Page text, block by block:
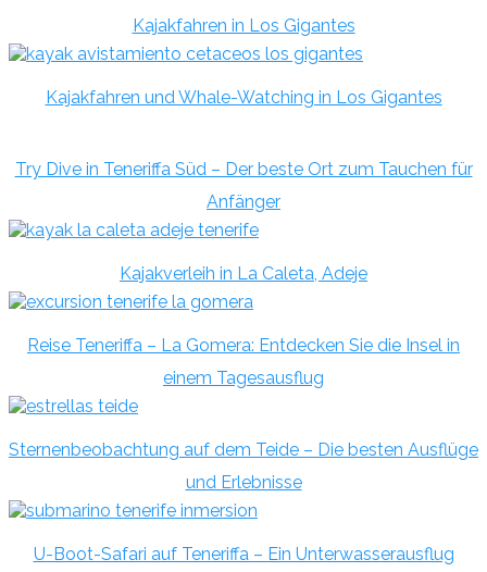
Kajakfahren in Los Gigantes
Kajakfahren und Whale-Watching in Los Gigantes
Try Dive in Teneriffa Süd – Der beste Ort zum Tauchen für
Anfänger
Kajakverleih in La Caleta, Adeje
Reise Teneriffa – La Gomera: Entdecken Sie die Insel in
einem Tagesausflug
Sternenbeobachtung auf dem Teide – Die besten Ausflüge
und Erlebnisse
U-Boot-Safari auf Teneriffa – Ein Unterwasserausflug